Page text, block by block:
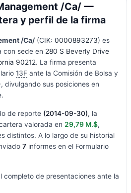
/Ca/ —
y perfil de la firma
/Ca/(CIK: 0000893273) es
con sede en 280 S Beverly Drive
90212. La firma presenta
13Fante la Comisión de Bolsa y
divulgando sus posiciones en
de reporte (2014-09-30), la
valorada en 29,79 M.$,
distintos. A lo largo de su historial
7informes en el Formulario
completo de presentaciones ante la